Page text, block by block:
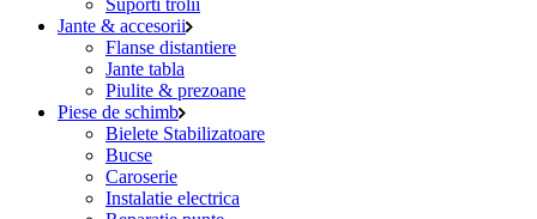
Suporti trolii
Jante & accesorii
Flanse distantiere
Jante tabla
Piulite & prezoane
Piese de schimb
Bielete Stabilizatoare
Bucse
Caroserie
Instalatie electrica